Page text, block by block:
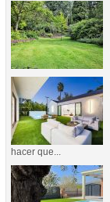
hacer que...